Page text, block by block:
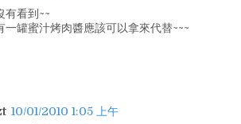
有看到~~
一罐蜜汁烤肉醬應該可以拿來代替~~~
10/01/2010 1:05 上午